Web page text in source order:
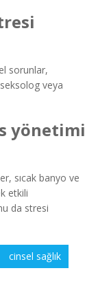
sorunlar,
veya
yönetimi
sıcak banyo ve
etkili
da stresi
cinsel sağlık